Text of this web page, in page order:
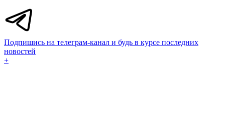
Подпишись на телеграм-канал и будь в курсе последних
новостей
+